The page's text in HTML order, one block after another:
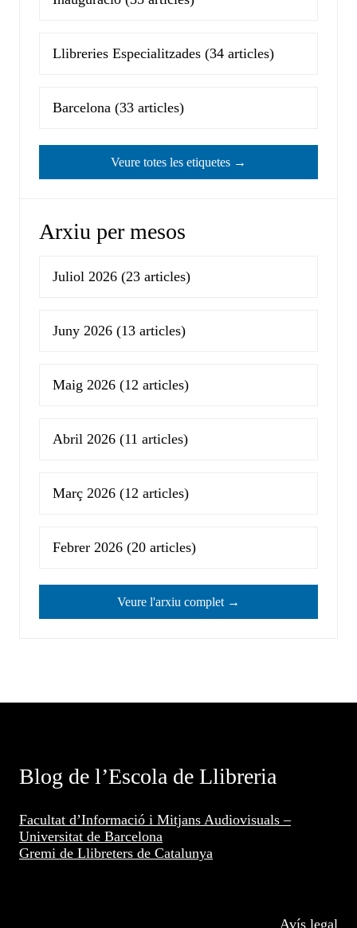
Llibreries Especialitzades (34 articles)
Barcelona (33 articles)
Veure totes les etiquetes →
Arxiu per mesos
Juliol 2026 (23 articles)
Juny 2026 (13 articles)
Maig 2026 (12 articles)
Abril 2026 (11 articles)
Març 2026 (12 articles)
Febrer 2026 (20 articles)
Veure l'arxiu complet →
Blog de l’Escola de Llibreria
Facultat d’Informació i Mitjans Audiovisuals –
Universitat de Barcelona
Gremi de Llibreters de Catalunya
Avís legal